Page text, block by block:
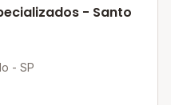
- Santo
- SP